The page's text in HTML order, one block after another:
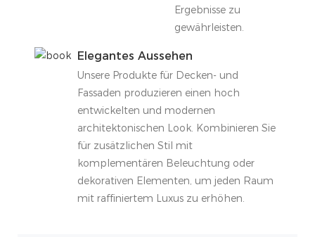
Ergebnisse zu
gewährleisten.
Elegantes Aussehen
Unsere Produkte für Decken- und
Fassaden produzieren einen hoch
entwickelten und modernen
architektonischen Look. Kombinieren Sie
für zusätzlichen Stil mit
komplementären Beleuchtung oder
dekorativen Elementen, um jeden Raum
mit raffiniertem Luxus zu erhöhen.